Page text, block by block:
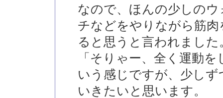
なので、ほんの少しの
チなどをやりながら筋
ると思うと言われました
「そりゃー、全く運動
いう感じですが、少し
いきたいと思います。